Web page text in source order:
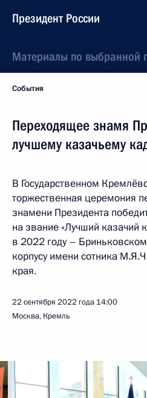
Президент России
Материалы по выбранной
События
Переходящее знамя
лучшему казачьему
В Государственном
торжественная церемония
знамени Президента
на звание «Лучший казачий
в 2022 году –
корпусу имени сотника
края.
22 сентября 2022 года 14:00
Москва, Кремль